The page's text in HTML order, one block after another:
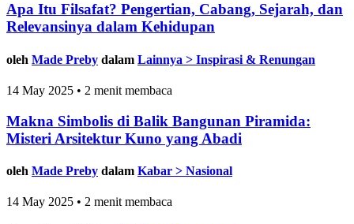
Apa Itu Filsafat? Pengertian, Cabang, Sejarah, dan
Relevansinya dalam Kehidupan
oleh Made Preby dalam Lainnya > Inspirasi & Renungan
14 May 2025 • 2 menit membaca
Makna Simbolis di Balik Bangunan Piramida:
Misteri Arsitektur Kuno yang Abadi
oleh Made Preby dalam Kabar > Nasional
14 May 2025 • 2 menit membaca